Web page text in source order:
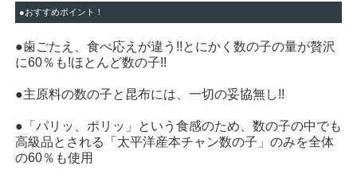
●おすすめポイント！
●歯ごたえ、食べ応えが違う!!とにかく数の子の量が贅沢
に60％も!ほとんど数の子!!
●主原料の数の子と昆布には、一切の妥協無し!!
●「パリッ、ポリッ」という食感のため、数の子の中でも
高級品とされる「太平洋産本チャン数の子」のみを全体
の60％も使用